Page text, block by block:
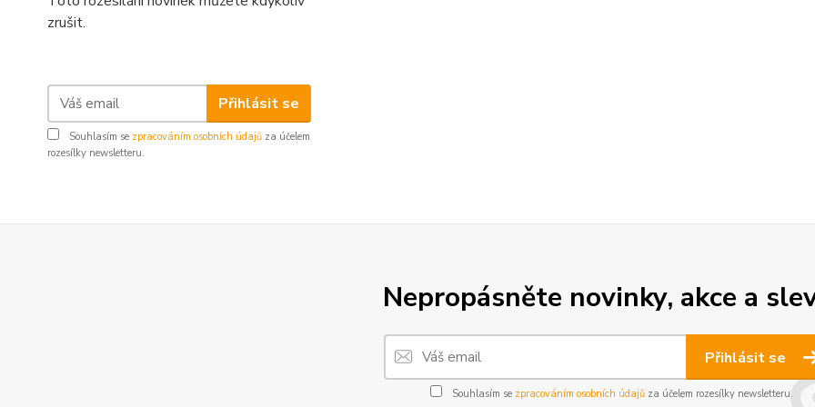
zrušit.
Přihlásit se
Souhlasím se zpracováním osobních údajů za účelem
rozesílky newsletteru.
Nepropásněte novinky, akce a
Přihlásit se
Souhlasím se zpracováním osobních údajůza účelem rozesílky newsletteru.